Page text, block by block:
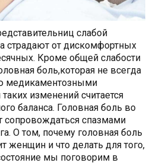
слабой
страдают от дискомфортных
Кроме общей слабости
боль,которая не всегда
медикаментозными
изменений считается
баланса. Головная боль во
спазмами
О том, почему головная боль
женщин и что делать для того,
мы поговорим в